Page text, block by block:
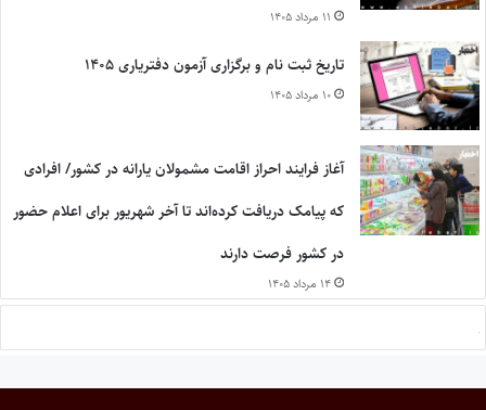
۱۱ مرداد ۱۴۰۵
تاریخ ثبت نام و برگزاری آزمون دفتریاری ۱۴۰۵
۱۰ مرداد ۱۴۰۵
آغاز فرایند احراز اقامت مشمولان یارانه در کشور/ افرادی
که پیامک دریافت کرده‌اند تا آخر شهریور برای اعلام حضور
در کشور فرصت دارند
۱۴ مرداد ۱۴۰۵